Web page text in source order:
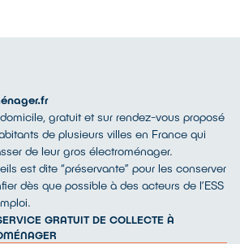
gratuit et sur rendez-vous proposé
de plusieurs villes en France qui
de leur gros électroménager.
est dite “préservante” pour les conserver
dès que possible à des acteurs de l’ESS
GRATUIT DE COLLECTE À